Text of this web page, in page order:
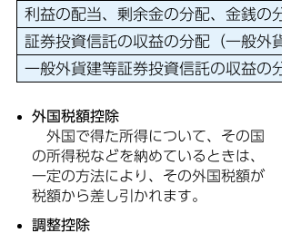
利益の配当、剰余金の分配、金銭の
証券投資信託の収益の分配（一般外
一般外貨建等証券投資信託の収益の分
外国税額控除
外国で得た所得について、その国
の所得税などを納めているときは、
一定の方法により、その外国税額が
税額から差し引かれます。
調整控除